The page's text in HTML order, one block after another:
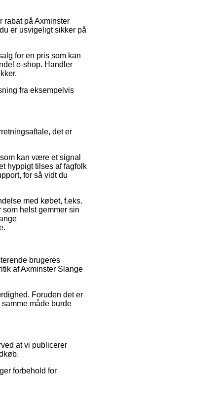
rabat på Axminster
er usvigeligt sikker på
for en pris som kan
e-shop. Handler
fra eksempelvis
det er
kan være et signal
hyppigt tilses af fagfolk
for så vidt du
med købet, f.eks.
helst gemmer sin
brugeres
af Axminster Slange
Foruden det er
måde burde
at vi publicerer
forbehold for